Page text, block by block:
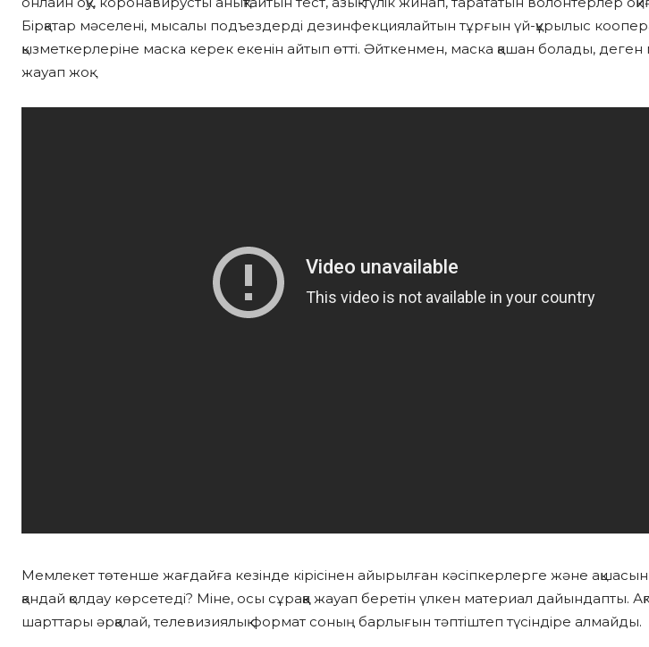
Бірқатар мәселені, мысалы подъездерді дезинфекциялайтын тұрғын үй-құрылыс
қызметкерлеріне маска керек екенін айтып өтті. Әйткенмен, маска қашан болады,
жауап жоқ.
Мемлекет төтенше жағдайға кезінде кірісінен айырылған кәсіпкерлерге және
қандай қолдау көрсетеді? Міне, осы сұраққа жауап беретін үлкен материал дайындапты.
шарттары әрқалай, телевизиялық формат соның барлығын тәптіштеп түсіндіре алмайды.